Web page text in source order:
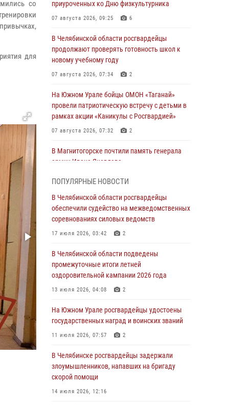
со
для
приуроченных ко Дню физкультурника
07 августа 2026, 09:25 6
В Челябинской области росгвардейцы
продолжают проверять готовность школ к
новому учебному году
07 августа 2026, 07:34 2
На Южном Урале бойцы ОМОН «Таганай»
провели патриотическую встречу с детьми в
рамках акции «Каникулы с Росгвардией»
07 августа 2026, 07:32 2
В Магнитогорске почтили память генерала
армии Ивана Яковлева
В Магнитогорске сотрудники Росгвардии
задержали рецидивиста за хищение алкоголя
из супермаркета
05 августа 2026, 06:06
На Южном Урале спецназ Росгвардии провел
военно-полевые сборы для кадетов
04 августа 2026, 10:03 1
воров в Челябинске
04 августа 2026, 10:00
задержали подозреваемого в совершении
убийства
03 августа 2026, 11:41
ПОПУЛЯРНЫЕ НОВОСТИ
В Челябинской области росгвардейцы
обеспечили судейство на межведомственных
соревнованиях силовых ведомств
17 июля 2026, 03:42 2
В Челябинской области подведены
промежуточные итоги летней
оздоровительной кампании 2026 года
13 июля 2026, 04:08 2
На Южном Урале росгвардейцы удостоены
государственных наград и воинских званий
11 июля 2026, 07:57 2
В Челябинске росгвардейцы задержали
злоумышленников, напавших на бригаду
скорой помощи
14 июля 2026, 12:16